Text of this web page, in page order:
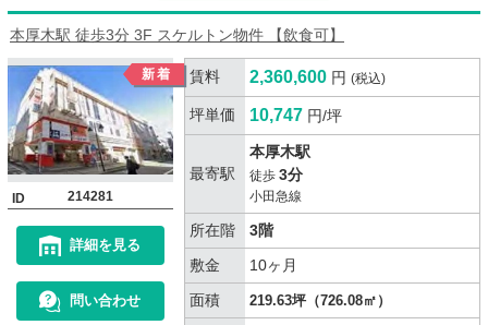
本厚木駅 徒歩3分 3F スケルトン物件 【飲食可】
ID 214281
詳細を見る
問い合わせ
賃料 2,360,600 円 (税込)
坪単価 10,747 円/坪
最寄駅
本厚木駅
徒歩 3分
小田急線
所在階
3階
敷金
10ヶ月
面積
219.63坪（726.08㎡）